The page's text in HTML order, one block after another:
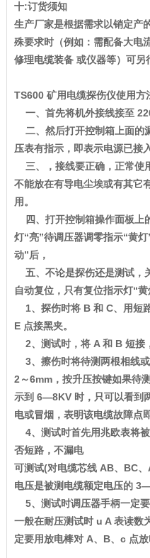
十:订货须知
生产厂家是根据需求以销定产
殊要求时（例如：需配备大电
修理电缆装备 或仪器等）可另
TS600 矿用电缆探伤仪使用方
一、首先将机外接线接至
二、然后打开控制箱上面的
压表有指示，即表示电源已接入
三、，接线要正确，正常使
不能放在有导电尘埃或有其它
用。
四、打开控制箱操作面板上
灯“亮”待调压器调零指示“黄
动”后，
五、不论是探伤还是测试，
自动复位，只有复位指示灯“黄
1、探伤时将 B 和 C、用短
E 点接黑夹。
2、测试时，将 A 和 B 短接
3、擦伤时将待测两根相线
2～6mm，按升压按键如果待
示到 6—8KV 时，只可以看到
电或冒烟，表明该电缆故障点
4、测试时首先用兆欧表将
否短路，不漏电
可测试(对电缆芯线 AB、BC
电压是被测电缆额定电压的
5、测试时调压器手柄一定要
一般在耐压测试时 u A 表读
定要用放电棒对 A、B、c 点放